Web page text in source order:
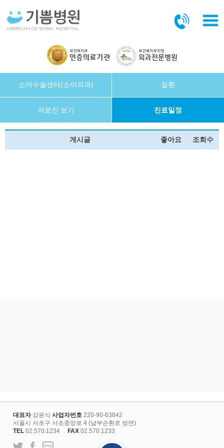
소아수술센터(소아외과) 질환
의료진 보기 진료일정
게시글 좋아요 조회수
대표자강윤식 사업자번호 220-90-63842
서울시 서초구 서초중앙로 4 (남부순환로 방면)
TEL 02.570.1234 FAX 02.570.1233